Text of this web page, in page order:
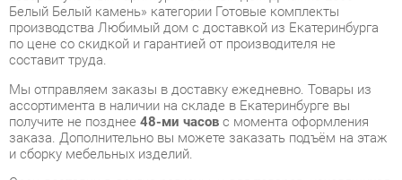
Мы отправляем заказы в доставку ежедневно. Товары из
ассортимента в наличии на складе в Екатеринбурге вы
получите не позднее48-ми часов с момента оформления
заказа. Дополнительно вы можете заказать подъём на этаж
и сборку мебельных изделий.
Срок доставки в другие регионы, и для товаров, находящихся
на складах производителей, рассчитывается индивидуально.
Уточнить наличие, срок и стоимость доставки вы можете
через формуобратной связи.